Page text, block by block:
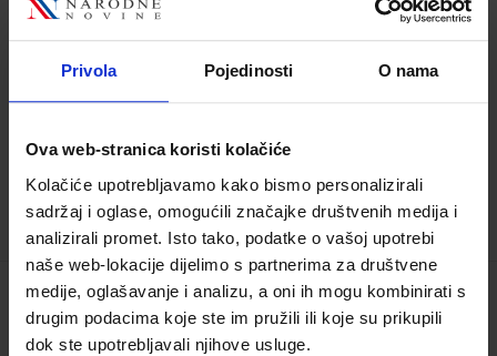
Privola Pojedinosti O nama
Ova web-stranica koristi kolačiće
Kolačiće upotrebljavamo kako bismo personalizirali
sadržaj i oglase, omogućili značajke društvenih medija i
analizirali promet. Isto tako, podatke o vašoj upotrebi
naše web-lokacije dijelimo s partnerima za društvene
medije, oglašavanje i analizu, a oni ih mogu kombinirati s
drugim podacima koje ste im pružili ili koje su prikupili
dok ste upotrebljavali njihove usluge.
Nakladnik:NAKLADA LJEVAK d.o.o.
Registarski
broj ministarstva:7406-DOM
POPTROPICA ENGLISH 3; udžbenik s
pristupom digitalnim materijalima za